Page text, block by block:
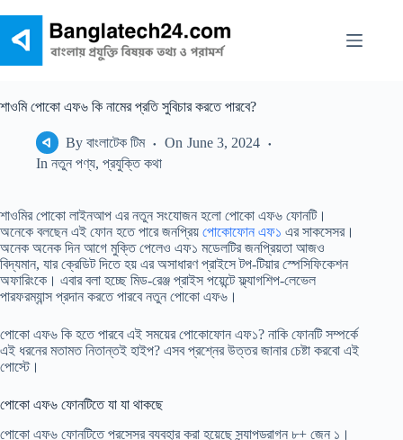
content
শাওমি পোকো এফ৬ কি নামের প্রতি সুবিচার করতে পারবে?
By বাংলাটেক টিম On June 3, 2024
In নতুন পণ্য,প্রযুক্তি কথা
শাওমির পোকো লাইনআপ এর নতুন সংযোজন হলো পোকো এফ৬ ফোনটি।
অনেকে বলছেন এই ফোন হতে পারে জনপ্রিয় পোকোফোন এফ১ এর সাকসেসর।
অনেক অনেক দিন আগে মুক্তি পেলেও এফ১ মডেলটির জনপ্রিয়তা আজও
বিদ্যমান, যার ক্রেডিট দিতে হয় এর অসাধারণ প্রাইসে টপ-টিয়ার স্পেসিফিকেশন
অফারিংকে। এবার বলা হচ্ছে মিড-রেঞ্জ প্রাইস পয়েন্টে ফ্ল্যাগশিপ-লেভেল
পারফরম্যান্স প্রদান করতে পারবে নতুন পোকো এফ৬।
পোকো এফ৬ কি হতে পারবে এই সময়ের পোকোফোন এফ১? নাকি ফোনটি সম্পর্কে
এই ধরনের মতামত নিতান্তই হাইপ? এসব প্রশ্নের উত্তর জানার চেষ্টা করবো এই
পোস্টে।
পোকো এফ৬ ফোনটিতে যা যা থাকছে
পোকো এফ৬ ফোনটিতে প্রসেসর ব্যবহার করা হয়েছে স্ন্যাপড্রাগন ৮+ জেন ১।